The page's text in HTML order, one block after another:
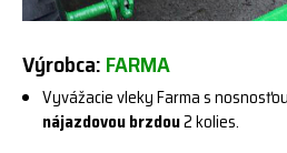
Výrobca:FARMA
Vyvážacie vleky Farma s
nájazdovou brzdou2 kolies.